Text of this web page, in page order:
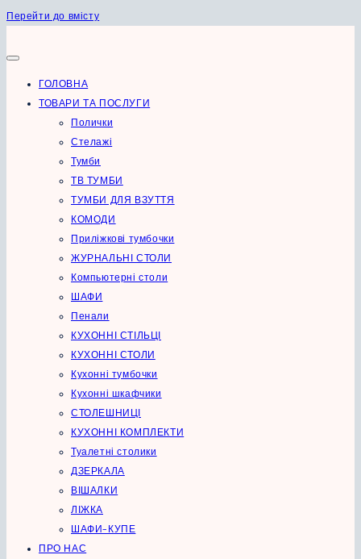
Перейти до вмісту
ГОЛОВНА
ТОВАРИ ТА ПОСЛУГИ
Полички
Стелажі
Тумби
ТВ ТУМБИ
ТУМБИ ДЛЯ ВЗУТТЯ
КОМОДИ
Приліжкові тумбочки
ЖУРНАЛЬНІ СТОЛИ
Компьютерні столи
ШАФИ
Пенали
КУХОННІ СТІЛЬЦІ
КУХОННІ СТОЛИ
Кухонні тумбочки
Кухонні шкафчики
СТОЛЕШНИЦІ
КУХОННІ КОМПЛЕКТИ
Туалетні столики
ДЗЕРКАЛА
ВІШАЛКИ
ЛІЖКА
ШАФИ-КУПЕ
ПРО НАС